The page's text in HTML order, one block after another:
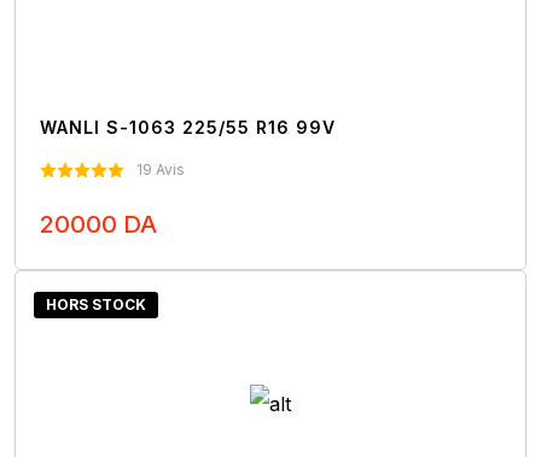
WANLI S-1063 225/55 R16 99V
19 Avis
20000 DA
HORS STOCK